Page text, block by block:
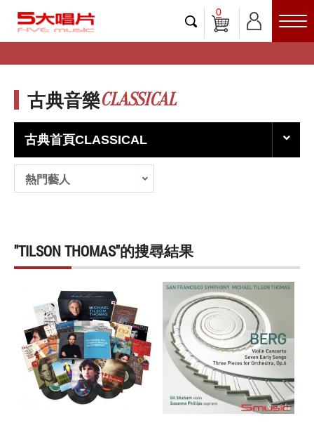
0
古典音樂CLASSICAL
古典首頁CLASSICAL
熱門藝人
"TILSON THOMAS"的搜尋結果